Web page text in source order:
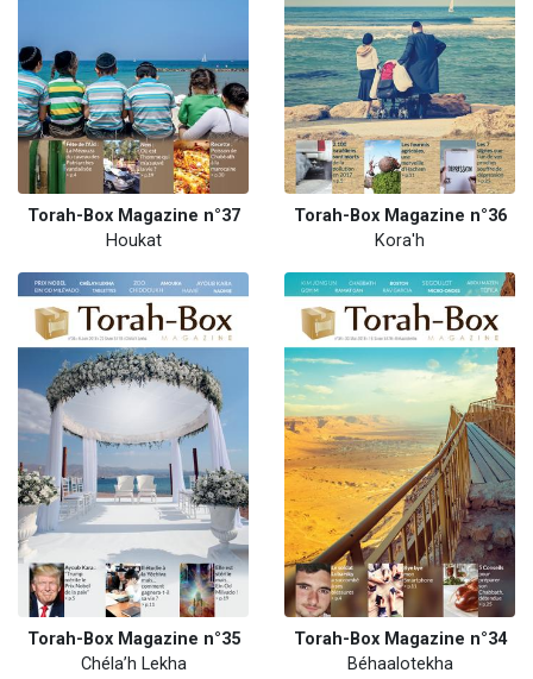
Torah-Box Magazine n°37
Houkat
Torah-Box Magazine n°36
Kora'h
Torah-Box Magazine n°35
Chéla’h Lekha
Torah-Box Magazine n°34
Béhaalotekha